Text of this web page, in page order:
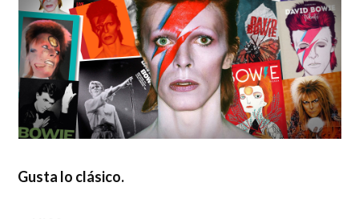
Gusta lo clásico.